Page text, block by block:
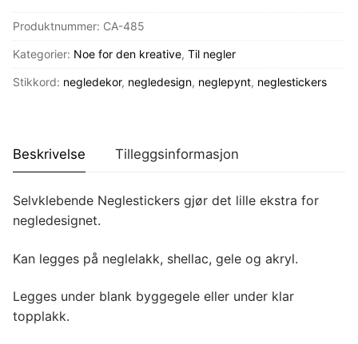
Produktnummer: CA-485
Kategorier: Noe for den kreative, Til negler
Stikkord: negledekor, negledesign, neglepynt, neglestickers
Beskrivelse Tilleggsinformasjon
Selvklebende Neglestickers gjør det lille ekstra for
negledesignet.
Kan legges på neglelakk, shellac, gele og akryl.
Legges under blank byggegele eller under klar
topplakk.